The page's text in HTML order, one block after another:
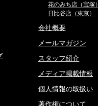
花のみち店（宝塚）
日比谷店（東京）
会社概要
メールマガジン
スタッフ紹介
メディア掲載情報
個人情報の取扱い
著作権について